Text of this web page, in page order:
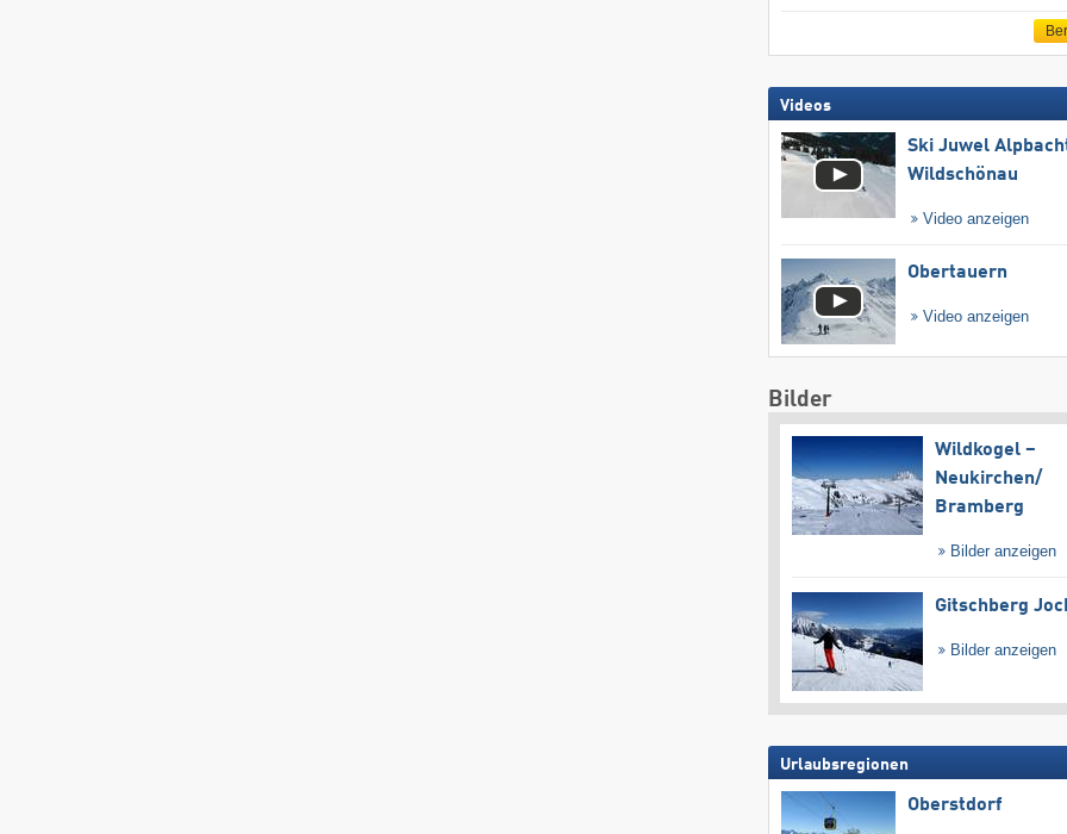
Videos
Ski Juwel
Wildschönau
Video anzeigen
Obertauern
Video anzeigen
Bilder
Wildkogel –
Neukirchen/​
Bramberg
Bilder anzeigen
Gitschberg
Bilder anzeigen
Urlaubsregionen
Oberstdorf